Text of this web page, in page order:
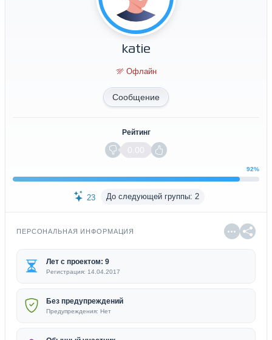
katie
Офлайн
Сообщение
Рейтинг
0.00
92%
23 До следующей группы: 2
ПЕРСОНАЛЬНАЯ ИНФОРМАЦИЯ
Лет с проектом: 9
Регистрация: 14.04.2017
Без предупреждений
Предупреждения: Нет